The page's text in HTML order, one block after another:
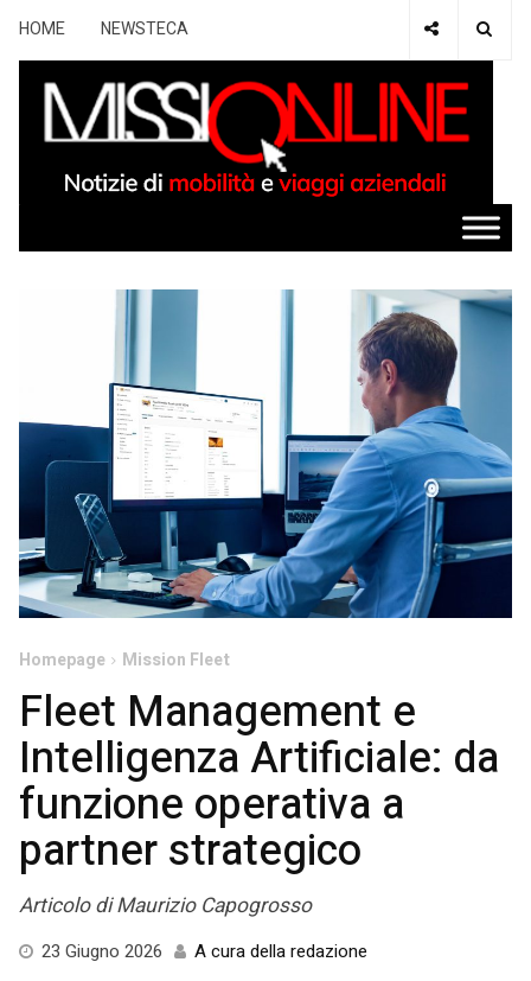
HOME NEWSTECA
Homepage Mission Fleet
Fleet Management e
Intelligenza Artificiale: da
funzione operativa a
partner strategico
Articolo di Maurizio Capogrosso
23 Giugno 2026 23 A cura della redazione